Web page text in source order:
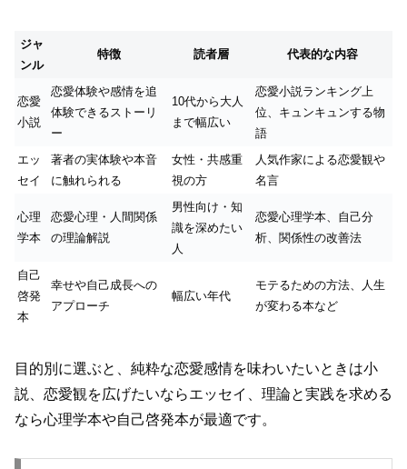
ジャ
ンル
特徴 読者層 代表的な内容
恋愛
小説
恋愛体験や感情を追
体験できるストーリ
ー
10代から大人
まで幅広い
恋愛小説ランキング上
位、キュンキュンする物
語
エッ
セイ
著者の実体験や本音
に触れられる
女性・共感重
視の方
人気作家による恋愛観や
名言
心理
学本
恋愛心理・人間関係
の理論解説
男性向け・知
識を深めたい
人
恋愛心理学本、自己分
析、関係性の改善法
自己
啓発
本
幸せや自己成長への
アプローチ
幅広い年代
モテるための方法、人生
が変わる本など
目的別に選ぶと、純粋な恋愛感情を味わいたいときは小
説、恋愛観を広げたいならエッセイ、理論と実践を求める
なら心理学本や自己啓発本が最適です。